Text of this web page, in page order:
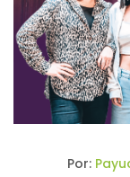
Por: